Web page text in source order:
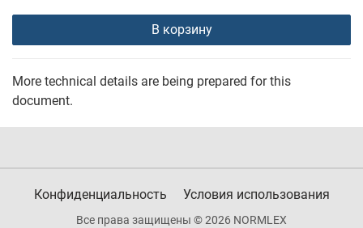
В корзину
More technical details are being prepared for this
document.
Конфиденциальность Условия использования
Все права защищены © 2026 NORMLEX